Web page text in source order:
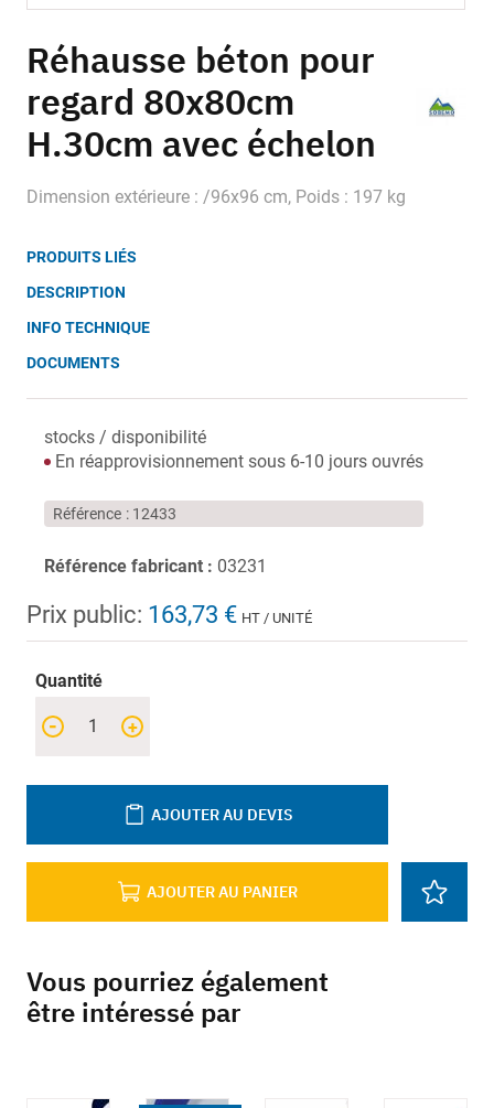
to
the
beginning
of
the
gallery
Réhausse béton pour
regard 80x80cm
H.30cm avec échelon
Dimension extérieure : /96x96 cm, Poids : 197 kg
PRODUITS LIÉS
DESCRIPTION
INFO TECHNIQUE
DOCUMENTS
stocks / disponibilité
En réapprovisionnement sous 6-10 jours ouvrés
Référence 12433
Référence fabricant : 03231
Prix public: 163,73 € HT / UNITÉ
Quantité
+
-
AJOUTER AU PANIER
AJOUTER AU DEVIS
Vous pourriez également
être intéressé par